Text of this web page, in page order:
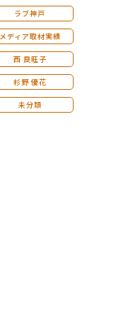
ラブ神戸
メディア取材実績
西 良旺子
杉野 優花
未分類